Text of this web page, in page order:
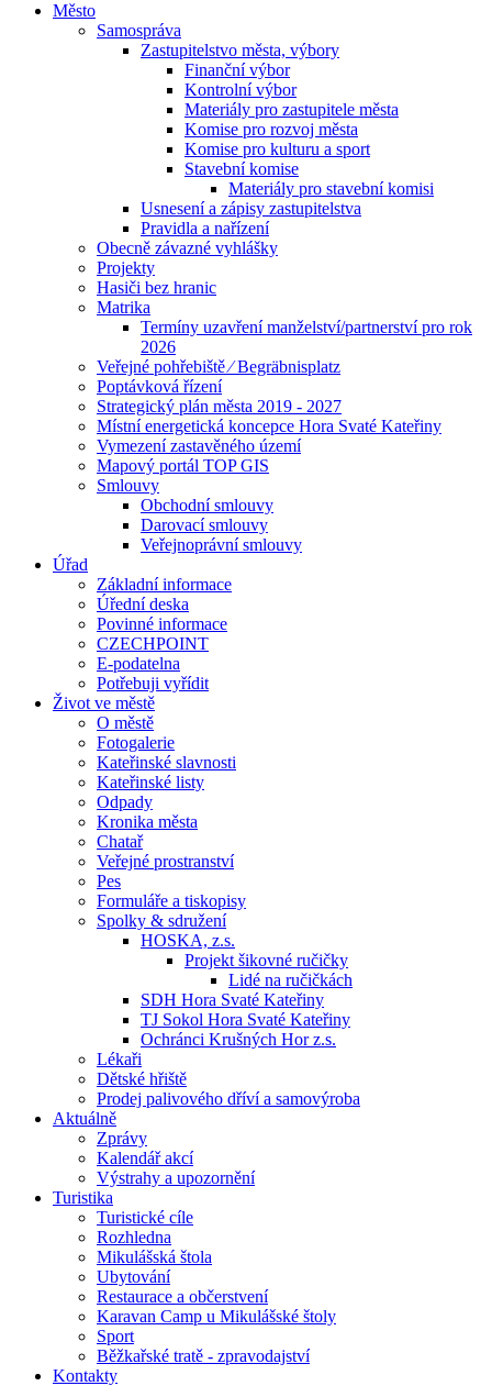
Město
Samospráva
Zastupitelstvo města, výbory
Finanční výbor
Kontrolní výbor
Materiály pro zastupitele města
Komise pro rozvoj města
Komise pro kulturu a sport
Stavební komise
Materiály pro stavební komisi
Usnesení a zápisy zastupitelstva
Pravidla a nařízení
Obecně závazné vyhlášky
Projekty
Hasiči bez hranic
Matrika
Termíny uzavření manželství/partnerství pro rok
2026
Veřejné pohřebiště ⁄ Begräbnisplatz
Poptávková řízení
Strategický plán města 2019 - 2027
Místní energetická koncepce Hora Svaté Kateřiny
Vymezení zastavěného území
Mapový portál TOP GIS
Smlouvy
Obchodní smlouvy
Darovací smlouvy
Veřejnoprávní smlouvy
Úřad
Základní informace
Úřední deska
Povinné informace
CZECHPOINT
E-podatelna
Potřebuji vyřídit
Život ve městě
O městě
Fotogalerie
Kateřinské slavnosti
Kateřinské listy
Odpady
Kronika města
Chatař
Veřejné prostranství
Pes
Formuláře a tiskopisy
Spolky & sdružení
HOSKA, z.s.
Projekt šikovné ručičky
Lidé na ručičkách
SDH Hora Svaté Kateřiny
TJ Sokol Hora Svaté Kateřiny
Ochránci Krušných Hor z.s.
Lékaři
Dětské hřiště
Prodej palivového dříví a samovýroba
Aktuálně
Zprávy
Kalendář akcí
Výstrahy a upozornění
Turistika
Turistické cíle
Rozhledna
Mikulášská štola
Ubytování
Restaurace a občerstvení
Karavan Camp u Mikulášské štoly
Sport
Běžkařské tratě - zpravodajství
Kontakty